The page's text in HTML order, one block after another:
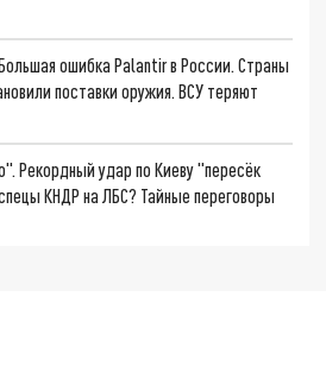
ошибка Palantir в России. Страны
поставки оружия. ВСУ теряют
Рекордный удар по Киеву "пересёк
КНДР на ЛБС? Тайные переговоры